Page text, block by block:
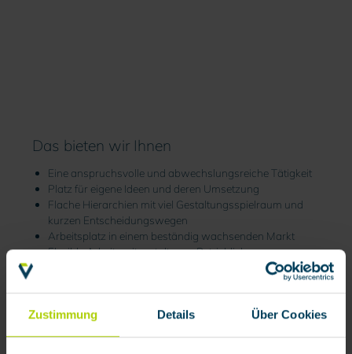
Zustimmung Details Über Cookies
Das bieten wir Ihnen
Eine anspruchsvolle und abwechslungsreiche Tätigkeit
Platz für eigene Ideen und deren Umsetzung
Flache Hierarchien mit viel Gestaltungsspielraum und
kurzen Entscheidungswegen
Arbeitsplatz in einem beständig wachsenden Markt
Flexible Arbeitszeitgestaltung– Betriebliche
sehr erfahrenes Team